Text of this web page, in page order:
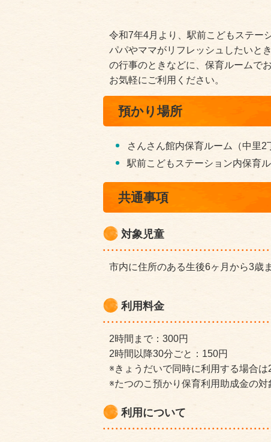
令和7年4月より、駅前こどもステー
パパやママがリフレッシュしたいと
の行事のときなどに、保育ルームで
お気軽にご利用ください。
預かり場所
さんさん館内保育ルーム（中里2
駅前こどもステーション内保育
共通事項
対象児童
市内に住所のある生後6ヶ月から3歳
利用料金
2時間まで：300円
2時間以降30分ごと：150円
※きょうだいで同時に利用する場合
※たつのこ預かり保育利用助成金の対
利用について